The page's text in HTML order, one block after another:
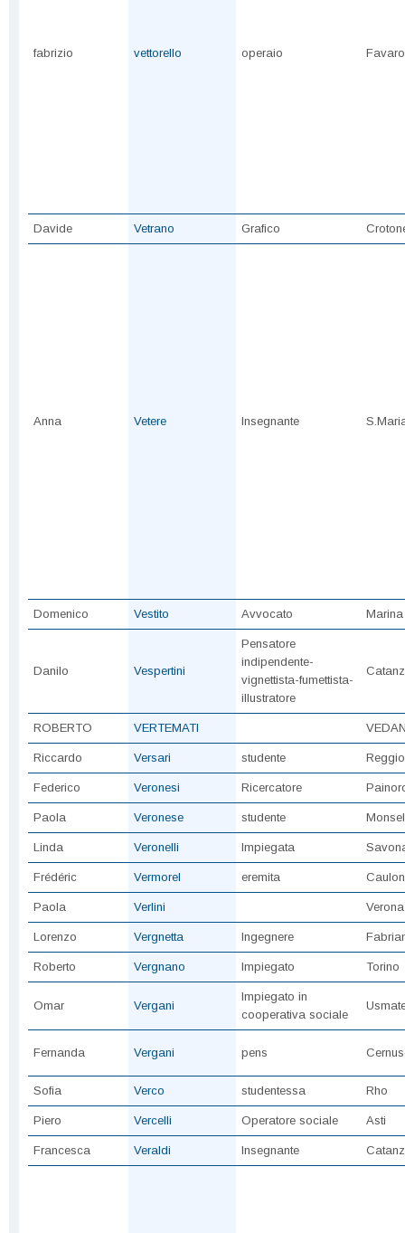
fabrizio vettorello operaio
Davide Vetrano Grafico
Anna Vetere Insegnante
Domenico Vestito Avvocato
Danilo Vespertini
Pensatore
indipendente-
vignettista-fumettista-
illustratore
ROBERTO VERTEMATI
Riccardo Versari studente
Federico Veronesi Ricercatore
Paola Veronese studente
Linda Veronelli Impiegata
Frédéric Vermorel eremita
Paola Verlini Verona
Lorenzo Vergnetta Ingegnere
Roberto Vergnano Impiegato Torino
Omar Vergani
Impiegato in
cooperativa sociale
Fernanda Vergani pens
Sofia Verco studentessa Rho
Piero Vercelli Operatore sociale Asti
Francesca Veraldi Insegnante